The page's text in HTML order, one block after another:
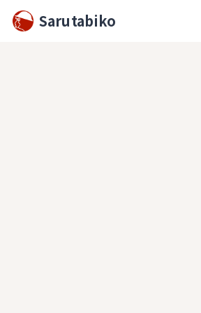
Sarutabiko